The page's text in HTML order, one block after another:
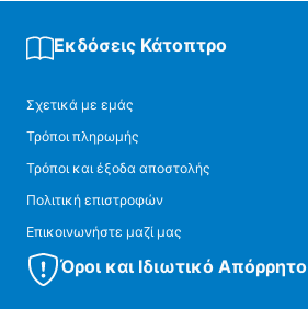
Εκδόσεις Κάτοπτρο
Σχετικά με εμάς
Τρόποι πληρωμής
Τρόποι και έξοδα αποστολής
Πολιτική επιστροφών
Επικοινωνήστε μαζί μας
Όροι και Ιδιωτικό Απόρρητο